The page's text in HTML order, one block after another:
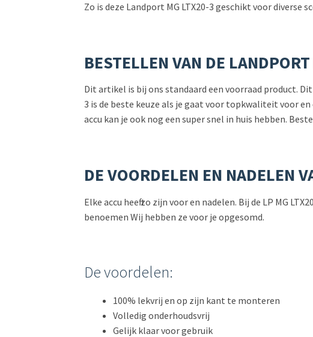
Zo is deze Landport MG LTX20-3 geschikt voor
BESTELLEN VAN DE
Dit artikel is bij ons standaard een voorraad product.
3 is de beste keuze als je gaat voor topkwaliteit voor
accu kan je ook nog een super snel in huis hebben.
DE VOORDELEN EN NADELEN
Elke accu heeft zo zijn voor en nadelen. Bij de LP MG
benoemen Wij hebben ze voor je opgesomd.
De voordelen:
100% lekvrij en op zijn kant te monteren
Volledig onderhoudsvrij
Gelijk klaar voor gebruik